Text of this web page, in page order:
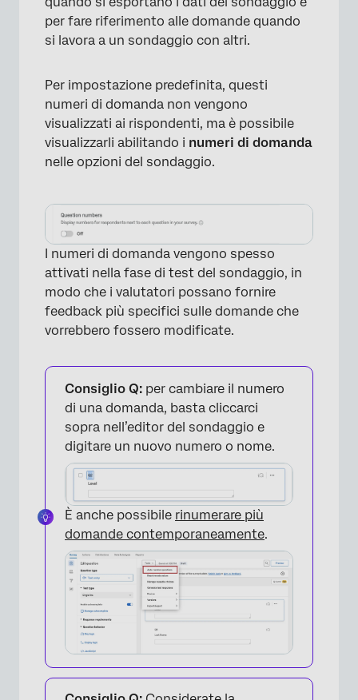
per fare riferimento alle domande quando
si lavora a un sondaggio con altri.
Per impostazione predefinita, questi
numeri di domanda non vengono
visualizzati ai rispondenti, ma è possibile
visualizzarli abilitando i numeri di domanda
nelle opzioni del sondaggio.
×
I numeri di domanda vengono spesso
attivati nella fase di test del sondaggio, in
modo che i valutatori possano fornire
feedback più specifici sulle domande che
vorrebbero fossero modificate.
Consiglio Q: per cambiare il numero
di una domanda, basta cliccarci
sopra nell’editor del sondaggio e
digitare un nuovo numero o nome.
È anche possibile rinumerare più
domande contemporaneamente.